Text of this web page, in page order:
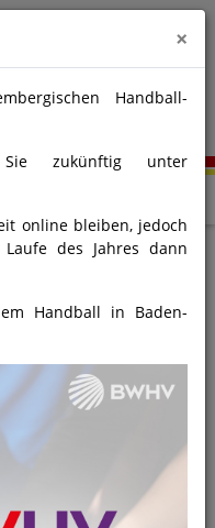
×
Handball-
zukünftig unter
online bleiben, jedoch
des Jahres dann
Handball in Baden-